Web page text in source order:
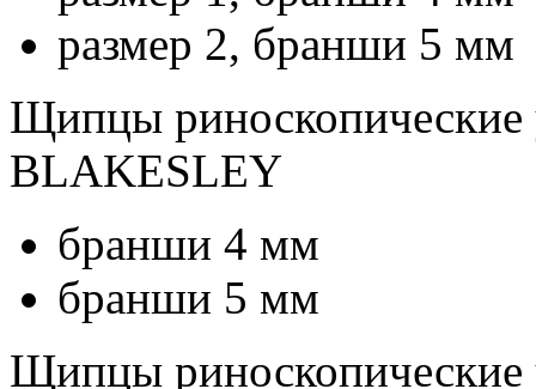
размер 2, бранши 5 мм
Щипцы риноскопические
BLAKESLEY
бранши 4 мм
бранши 5 мм
Щипцы риноскопические